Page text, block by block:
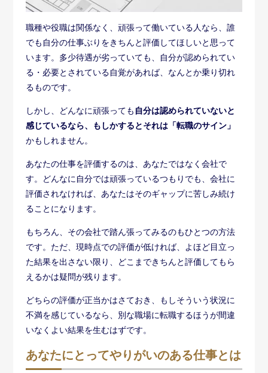
職種や役職は関係なく、頑張って働いている人なら、誰
でも自分の仕事ぶりをきちんと評価してほしいと思って
います。多少待遇が劣っていても、自分が認められてい
る・必要とされている自覚があれば、なんとか乗り切れ
るものです。
しかし、どんなに頑張っても 自分は認められていないと
感じているなら、もしかするとそれは「転職のサイン」
かもしれません。
あなたの仕事を評価するのは、あなたではなく会社で
す。どんなに自分では頑張っているつもりでも、会社に
評価されなければ、あなたはそのギャップに苦しみ続け
ることになります。
もちろん、その会社で踏ん張ってみるのもひとつの方法
です。ただ、現時点での評価が低ければ、よほど目立っ
た結果を出さない限り、どこまできちんと評価してもら
えるかは疑問が残ります。
どちらの評価が正当かはさておき、もしそういう状況に
不満を感じているなら、別な職場に転職するほうが間違
いなくよい結果を生むはずです。
あなたにとってやりがいのある仕事とは